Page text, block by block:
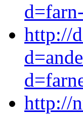
http://
http://